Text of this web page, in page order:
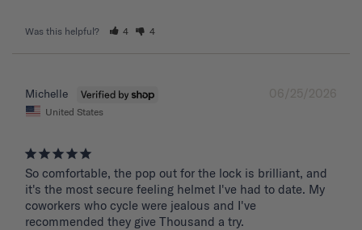
Was this helpful? 4 4
06/25/2026
Michelle
United States
So comfortable, the pop out for the lock is brilliant, and
it's the most secure feeling helmet I've had to date. My
coworkers who cycle were jealous and I've
recommended they give Thousand a try.